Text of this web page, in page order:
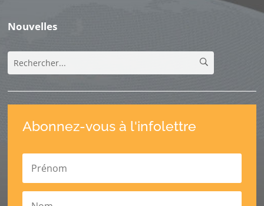
Nouvelles
Abonnez-vous à l'infolettre